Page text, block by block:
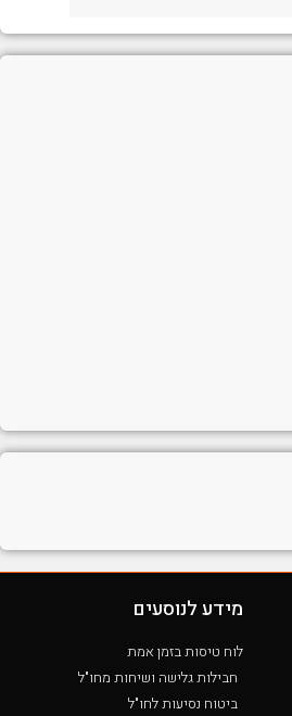
מידע לנוסעים
לוח טיסות בזמן אמת
חבילות גלישה ושיחות מחו"ל
ביטוח נסיעות לחו"ל